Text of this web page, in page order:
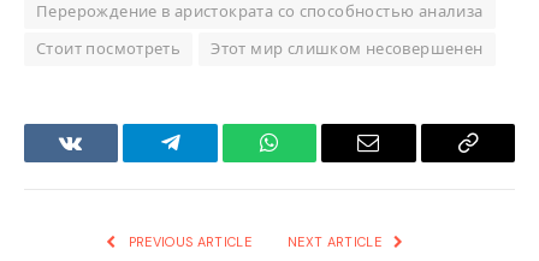
Перерождение в аристократа со способностью анализа
Стоит посмотреть
Этот мир слишком несовершенен
VKontakteTelegram WhatsApp Email
Copy
PREVIOUS ARTICLE NEXT ARTICLE